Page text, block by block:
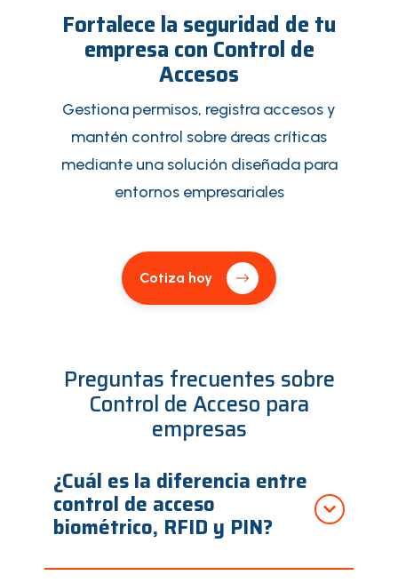
Fortalece la seguridad de tu
empresa con Control de
Accesos
Gestiona permisos, registra accesos y
mantén control sobre áreas críticas
mediante una solución diseñada para
entornos empresariales
Cotiza hoy
Preguntas frecuentes sobre
Control de Acceso para
empresas
¿Cuál es la diferencia entre
control de acceso
biométrico, RFID y PIN?